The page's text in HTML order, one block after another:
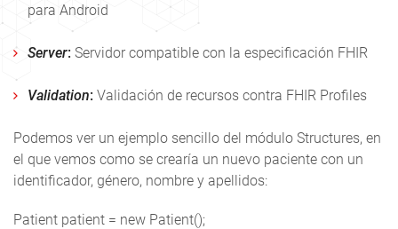
para Android
Server: Servidor compatible con la especificación FHIR
Validation: Validación de recursos contra FHIR Profiles
Podemos ver un ejemplo sencillo del módulo Structures, en
el que vemos como se crearía un nuevo paciente con un
identificador, género, nombre y apellidos:
Patient patient = new Patient();